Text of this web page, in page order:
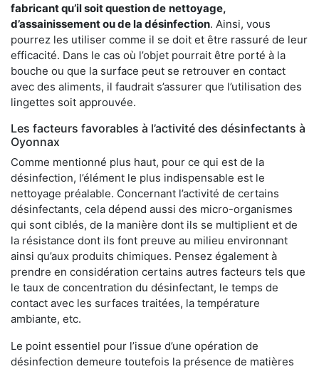
fabricant qu’il soit question de nettoyage,
d’assainissement ou de la désinfection. Ainsi, vous
pourrez les utiliser comme il se doit et être rassuré de leur
efficacité. Dans le cas où l’objet pourrait être porté à la
bouche ou que la surface peut se retrouver en contact
avec des aliments, il faudrait s’assurer que l’utilisation des
lingettes soit approuvée.
Les facteurs favorables à l’activité des désinfectants à
Oyonnax
Comme mentionné plus haut, pour ce qui est de la
désinfection, l’élément le plus indispensable est le
nettoyage préalable. Concernant l’activité de certains
désinfectants, cela dépend aussi des micro-organismes
qui sont ciblés, de la manière dont ils se multiplient et de
la résistance dont ils font preuve au milieu environnant
ainsi qu’aux produits chimiques. Pensez également à
prendre en considération certains autres facteurs tels que
le taux de concentration du désinfectant, le temps de
contact avec les surfaces traitées, la température
ambiante, etc.
Le point essentiel pour l’issue d’une opération de
désinfection demeure toutefois la présence de matières